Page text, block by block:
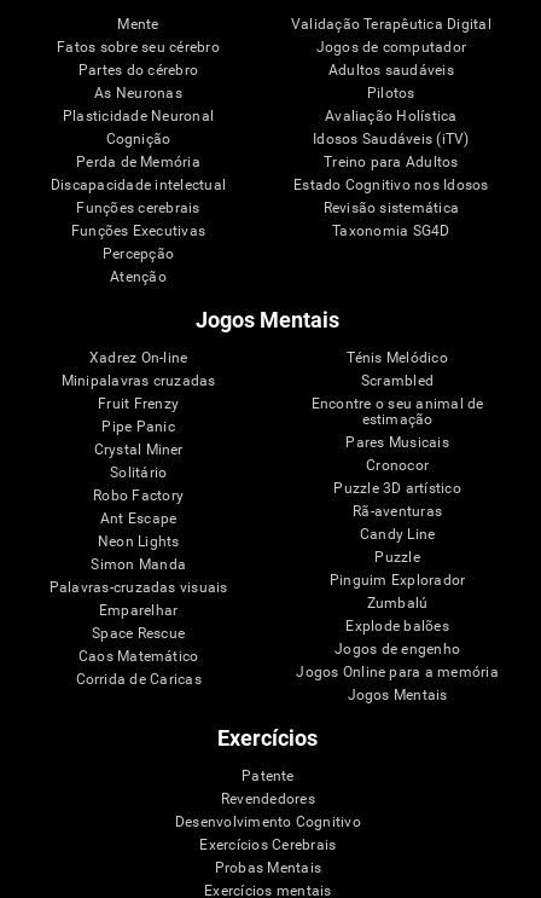
Mente
Fatos sobre seu cérebro
Partes do cérebro
As Neuronas
Plasticidade Neuronal
Cognição
Perda de Memória
Discapacidade intelectual
Funções cerebrais
Funções Executivas
Percepção
Atenção
Validação Terapêutica Digital
Jogos de computador
Adultos saudáveis
Pilotos
Avaliação Holística
Idosos Saudáveis (iTV)
Treino para Adultos
Estado Cognitivo nos Idosos
Revisão sistemática
Taxonomia SG4D
Jogos Mentais
Xadrez On-line
Minipalavras cruzadas
Fruit Frenzy
Pipe Panic
Crystal Miner
Solitário
Robo Factory
Ant Escape
Neon Lights
Simon Manda
Palavras-cruzadas visuais
Emparelhar
Space Rescue
Caos Matemático
Corrida de Caricas
Ténis Melódico
Scrambled
Encontre o seu animal de
estimação
Pares Musicais
Cronocor
Puzzle 3D artístico
Rã-aventuras
Candy Line
Puzzle
Pinguim Explorador
Zumbalú
Explode balões
Jogos de engenho
Jogos Online para a memória
Jogos Mentais
Exercícios
Patente
Revendedores
Desenvolvimento Cognitivo
Exercícios Cerebrais
Probas Mentais
Exercícios mentais